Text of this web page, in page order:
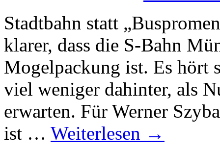
Stadtbahn statt
klarer, dass die S-Bahn
Mogelpackung ist. Es hört
viel weniger dahinter, als
erwarten. Für Werner
ist … Weiterlesen →